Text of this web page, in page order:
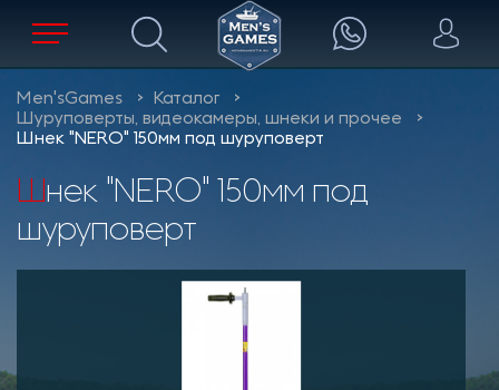
Men'sGames
Каталог
Шуруповерты, видеокамеры, шнеки и прочее
Шнек "NERO" 150мм под шуруповерт
Шнек "NERO" 150мм под
шуруповерт